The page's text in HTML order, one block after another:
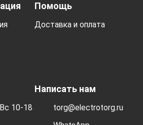
Помощь
Доставка и оплата
10-18
Написать нам
torg@electrotorg.ru